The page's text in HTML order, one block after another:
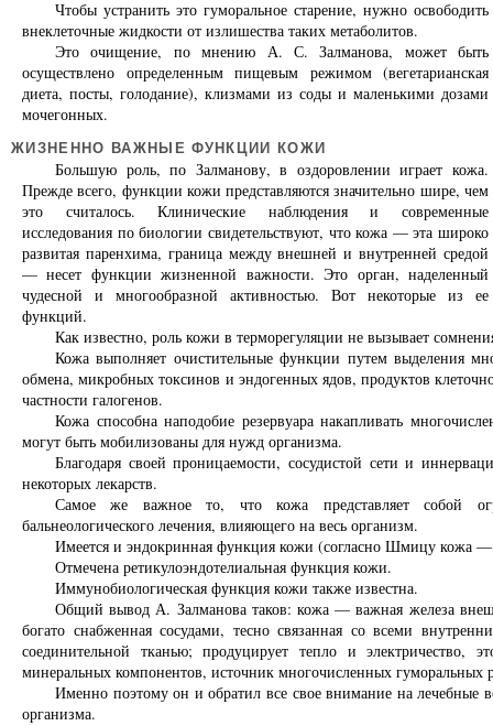
Чтобы устранить это гуморальное старение, нужно освободить
внеклеточные жидкости от излишества таких метаболитов.
Это очищение, по мнению А. С. Залманова, может быть
осуществлено определенным пищевым режимом (вегетарианская
диета, посты, голодание), клизмами из соды и маленькими дозами
мочегонных.
ЖИЗНЕННО ВАЖНЫЕ ФУНКЦИИ КОЖИ
Большую роль, по Залманову, в оздоровлении играет кожа.
Прежде всего, функции кожи представляются значительно шире, чем
это считалось. Клинические наблюдения и современные
исследования по биологии свидетельствуют, что кожа — эта широко
развитая паренхима, граница между внешней и внутренней средой
— несет функции жизненной важности. Это орган, наделенный
чудесной и многообразной активностью. Вот некоторые из ее
функций.
Как известно, роль кожи в терморегуляции не вызывает
Кожа выполняет очистительные функции путем выделения
обмена, микробных токсинов и эндогенных ядов, продуктов
частности галогенов.
Кожа способна наподобие резервуара накапливать
могут быть мобилизованы для нужд организма.
Благодаря своей проницаемости, сосудистой сети и
некоторых лекарств.
Самое же важное то, что кожа представляет собой
бальнеологического лечения, влияющего на весь организм.
Имеется и эндокринная функция кожи (согласно Шмицу кожа —
Отмечена ретикулоэндотелиальная функция кожи.
Иммунобиологическая функция кожи также известна.
Общий вывод А. Залманова таков: кожа — важная железа
богато снабженная сосудами, тесно связанная со всеми
соединительной тканью; продуцирует тепло и электричество,
минеральных компонентов, источник многочисленных гуморальных
Именно поэтому он и обратил все свое внимание на лечебные
организма.